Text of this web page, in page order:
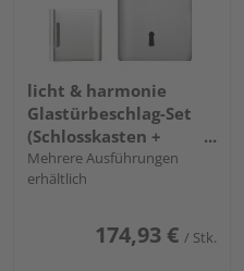
licht & harmonie
Glastürbeschlag-Set
(Schlosskasten +
Bänder) "Pure 2.0"
Mehrere Ausführungen
erhältlich
174,93 € / Stk.